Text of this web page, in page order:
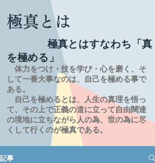
極真とは
極真とはすなわち「真
を極める」
体力をつけ・技を学び・心を磨く、そ
して一番大事なのは、自己を極める事で
ある。
自己を極めるとは、
人生の真理を悟っ
て、その上で正義の道に立って自由闊達
の境地に立ちながら人の為、世の為に尽
くして行くのが極真である。
記事